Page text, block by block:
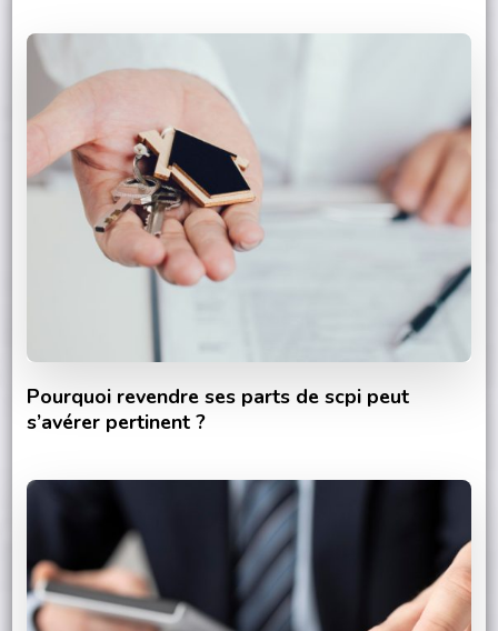
Pourquoi revendre ses parts de scpi peut
s’avérer pertinent ?